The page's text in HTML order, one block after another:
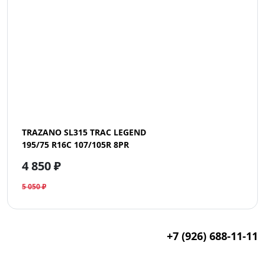
TRAZANO SL315 TRAC LEGEND
195/75 R16C 107/105R 8PR
4 850 ₽
5 050 ₽
+7 (926) 688-11-11